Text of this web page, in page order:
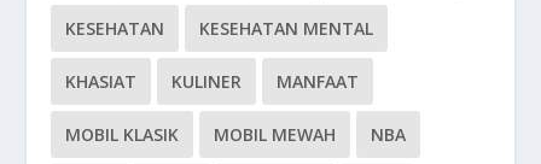
KESEHATAN KESEHATAN MENTAL
KHASIAT KULINER MANFAAT
MOBIL KLASIK MOBIL MEWAH NBA